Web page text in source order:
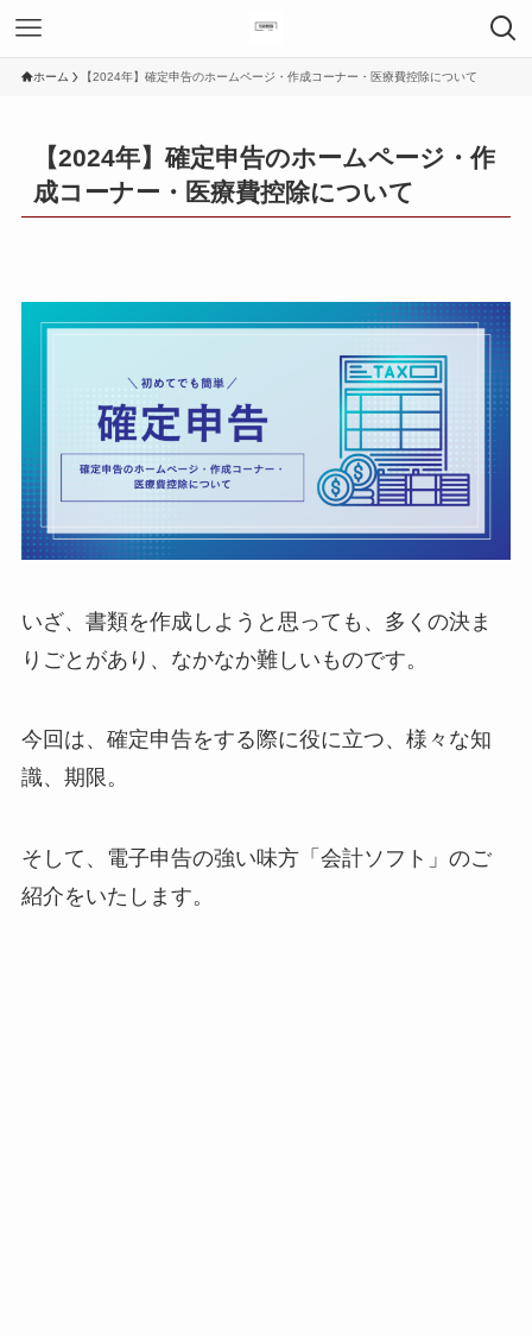
ホーム 【2024年】確定申告のホームページ・作成コーナー・医療費控除について
【2024年】確定申告のホームページ・作
成コーナー・医療費控除について
いざ、書類を作成しようと思っても、多くの決ま
りごとがあり、なかなか難しいものです。
今回は、確定申告をする際に役に立つ、様々な知
識、期限。
そして、電子申告の強い味方「会計ソフト」のご
紹介をいたします。